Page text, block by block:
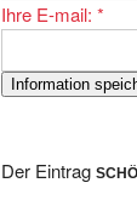
Ihre E-mail:*
Der Eintrag